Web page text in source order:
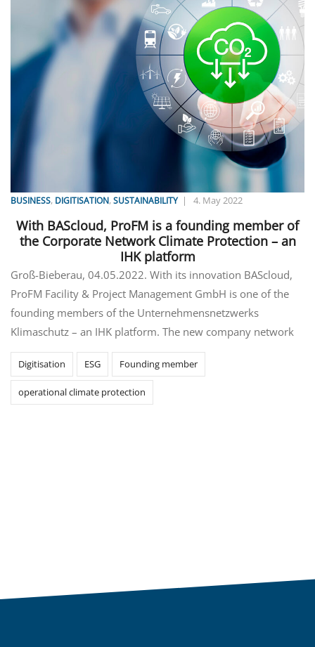
BUSINESS, DIGITISATION,SUSTAINABILITY| 4. May 2022
With BAScloud, ProFM is a founding member of
the Corporate Network Climate Protection – an
IHK platform
Groß-Bieberau, 04.05.2022. With its innovation BAScloud,
ProFM Facility & Project Management GmbH is one of the
founding members of the Unternehmensnetzwerks
Klimaschutz – an IHK platform. The new company network
Digitisation ESG Founding member
operational climate protection